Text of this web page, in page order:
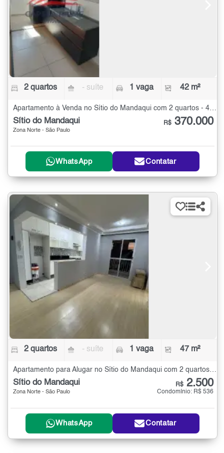
2 quartos - suíte 1 vaga 42 m²
Apartamento à Venda no Sítio do Mandaqui com 2 quartos - 42 m²
Sítio do Mandaqui
Zona Norte - São Paulo
R$ 370.000
WhatsApp Contatar
2 quartos - suíte 1 vaga 47 m²
Apartamento para Alugar no Sítio do Mandaqui com 2 quartos - 47 m²
Sítio do Mandaqui
Zona Norte - São Paulo
R$ 2.500
Condomínio: R$ 536
WhatsApp Contatar